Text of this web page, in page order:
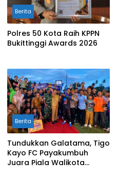
Berita
Polres 50 Kota Raih KPPN
Bukittinggi Awards 2026
Berita
Tundukkan Galatama, Tigo
Kayo FC Payakumbuh
Juara Piala Walikota